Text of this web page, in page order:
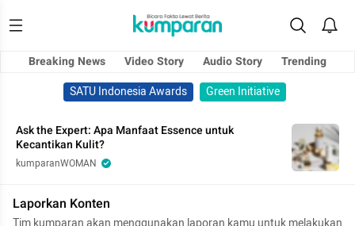
Breaking News Video Story Audio Story
Trending
SATU Indonesia Awards
Green Initiative
Ask the Expert: Apa Manfaat Essence untuk
Kecantikan Kulit?
kumparanWOMAN
Laporkan Konten